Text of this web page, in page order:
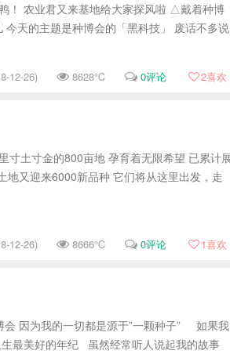
！ 农业君又来基地给大家探风啦 △戴着种博
天的主题是种博会的「黑科技」 废话不多说
12-26) 8628℃ 0评论 2喜欢
寸土寸金的800亩地 孕育着无限希望 已累计
又迎来6000新品种 它们将从这里出发，走
12-26) 8666℃ 0评论 1喜欢
会 因为我的一切都是源于”一颗种子” 如果我
最美好的年纪 虽然经常听人说起我的故事